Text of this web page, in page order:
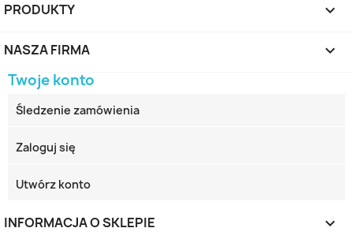
PRODUKTY 
NASZA FIRMA 
Twoje konto
Śledzenie zamówienia
Zaloguj się
Utwórz konto
INFORMACJA O SKLEPIE keyboard_arrow_down